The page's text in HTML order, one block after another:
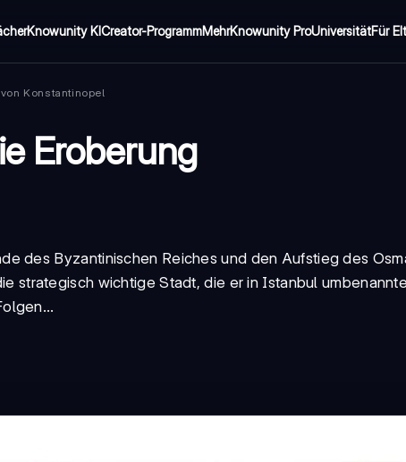
Knowunity KICreator-ProgrammMehrKnowunity ProUniversitätFür
Konstantinopel
Eroberung
des Byzantinischen Reiches und den Aufstieg des
strategisch wichtige Stadt, die er in Istanbul